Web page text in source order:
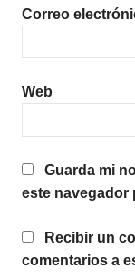
Correo
Web
Guarda mi
este navegador
Recibir un
comentarios a